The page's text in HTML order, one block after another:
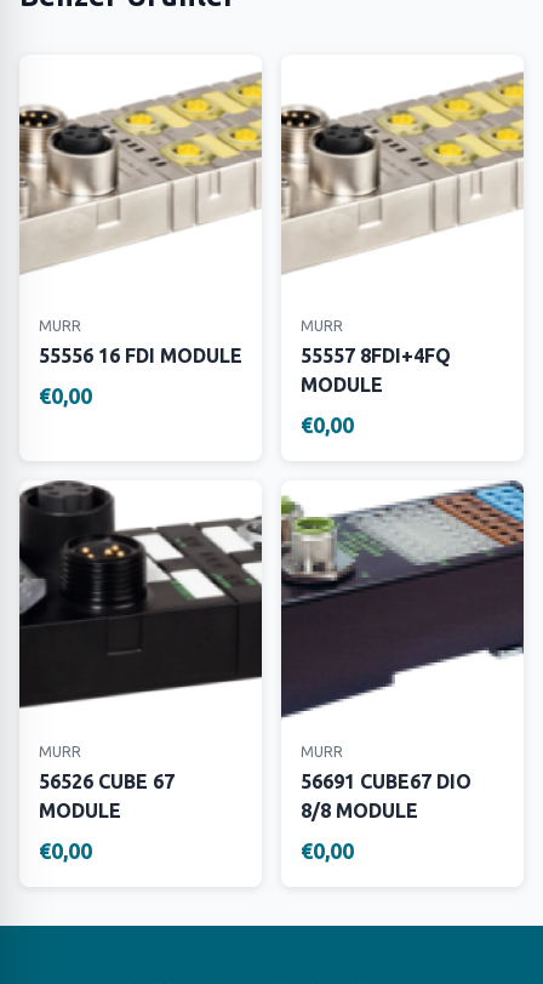
MURR
55556 16 FDI MODULE
€0,00
MURR
55557 8FDI+4FQ
MODULE
€0,00
MURR
56526 CUBE 67
MODULE
€0,00
MURR
56691 CUBE67 DIO
8/8 MODULE
€0,00